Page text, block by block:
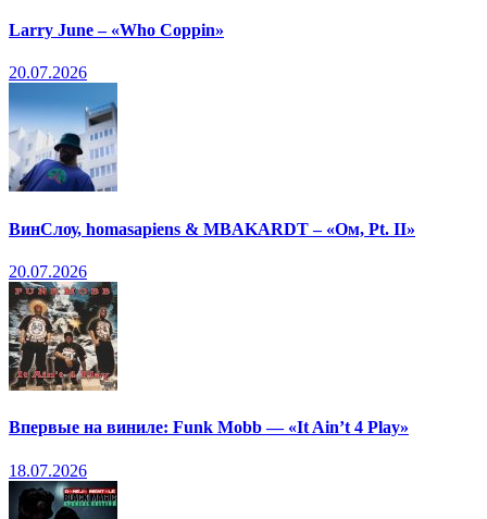
Larry June – «Who Coppin»
20.07.2026
ВинСлоу, homasapiens & MBAKARDT – «Ом, Pt. II»
20.07.2026
Впервые на виниле: Funk Mobb — «It Ain’t 4 Play»
18.07.2026